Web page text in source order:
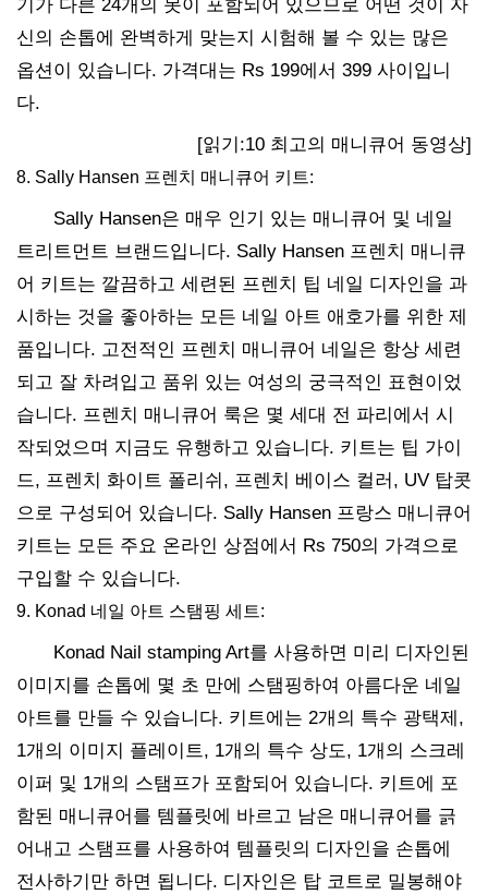
기가 다른 24개의 못이 포함되어 있으므로 어떤 것이 자
신의 손톱에 완벽하게 맞는지 시험해 볼 수 있는 많은
옵션이 있습니다. 가격대는 Rs 199에서 399 사이입니
다.
[읽기:10 최고의 매니큐어 동영상]
8. Sally Hansen 프렌치 매니큐어 키트:
Sally Hansen은 매우 인기 있는 매니큐어 및 네일
트리트먼트 브랜드입니다. Sally Hansen 프렌치 매니큐
어 키트는 깔끔하고 세련된 프렌치 팁 네일 디자인을 과
시하는 것을 좋아하는 모든 네일 아트 애호가를 위한 제
품입니다. 고전적인 프렌치 매니큐어 네일은 항상 세련
되고 잘 차려입고 품위 있는 여성의 궁극적인 표현이었
습니다. 프렌치 매니큐어 룩은 몇 세대 전 파리에서 시
작되었으며 지금도 유행하고 있습니다. 키트는 팁 가이
드, 프렌치 화이트 폴리쉬, 프렌치 베이스 컬러, UV 탑콧
으로 구성되어 있습니다. Sally Hansen 프랑스 매니큐어
키트는 모든 주요 온라인 상점에서 Rs 750의 가격으로
구입할 수 있습니다.
9. Konad 네일 아트 스탬핑 세트:
Konad Nail stamping Art를 사용하면 미리 디자인된
이미지를 손톱에 몇 초 만에 스탬핑하여 아름다운 네일
아트를 만들 수 있습니다. 키트에는 2개의 특수 광택제,
1개의 이미지 플레이트, 1개의 특수 상도, 1개의 스크레
이퍼 및 1개의 스탬프가 포함되어 있습니다. 키트에 포
함된 매니큐어를 템플릿에 바르고 남은 매니큐어를 긁
어내고 스탬프를 사용하여 템플릿의 디자인을 손톱에
전사하기만 하면 됩니다. 디자인은 탑 코트로 밀봉해야